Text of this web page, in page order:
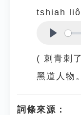
tshiah
( 刺青刺
黑道人物
詞條來源：